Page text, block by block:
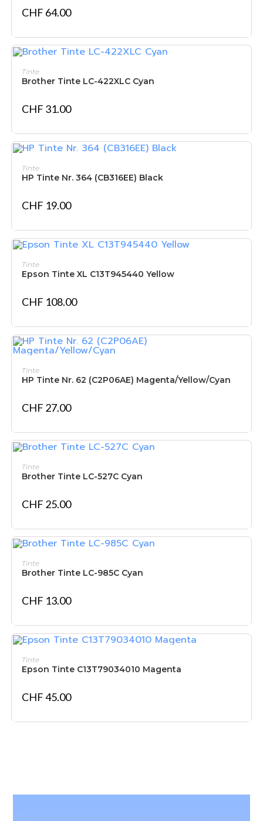
CHF 64.00
Tinte
Brother Tinte LC-422XLC Cyan
CHF 31.00
Tinte
HP Tinte Nr. 364 (CB316EE) Black
CHF 19.00
Tinte
Epson Tinte XL C13T945440 Yellow
CHF 108.00
Tinte
HP Tinte Nr. 62 (C2P06AE) Magenta/Yellow/Cyan
CHF 27.00
Tinte
Brother Tinte LC-527C Cyan
CHF 25.00
Tinte
Brother Tinte LC-985C Cyan
CHF 13.00
Tinte
Epson Tinte C13T79034010 Magenta
CHF45.00